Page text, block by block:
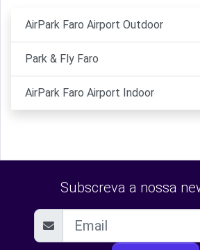
AirPark Faro Airport Outdoor
Park & Fly Faro
AirPark Faro Airport Indoor
Subscreva a nossa